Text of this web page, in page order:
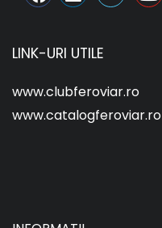
LINK-URI UTILE
www.clubferoviar.ro
www.catalogferoviar.ro